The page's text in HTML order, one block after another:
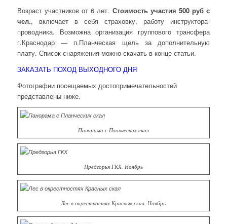
Возраст участников от 6 лет. Стоимость участия 500 руб с
чел., включает в себя страховку, работу инструктора-
проводника. Возможна организация группового трансфера
г.Краснодар — п.Планческая щель за дополнительную
плату. Список снаряжения можно скачать в конце статьи.
ЗАКАЗАТЬ ПОХОД ВЫХОДНОГО ДНЯ
Фотографии посещаемых достопримечательностей
представлены ниже.
Панорама с Планческих скал
Предгорья ГКХ. Ноябрь
Лес в окрестностях Красных скал. Ноябрь